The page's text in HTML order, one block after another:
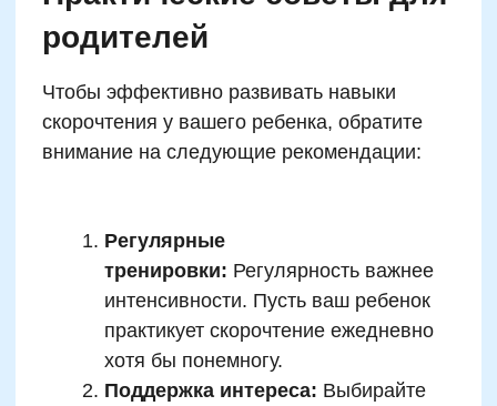
Промокод:
Даю согласие на рассылку рекламно-информационных
на кнопку, вы даете согласие на обработку и распространение